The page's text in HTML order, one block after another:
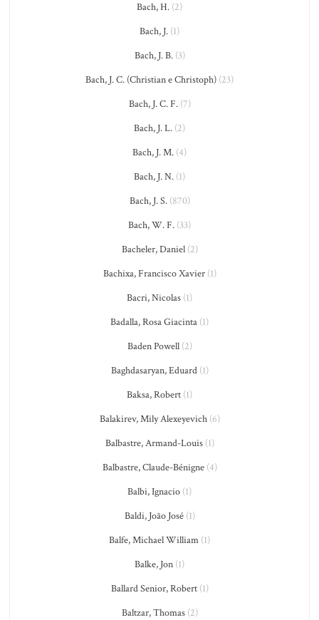
Bach, H. (2)
Bach, J. (1)
Bach, J. B.(3)
Bach, J. C. (Christian e Christoph) (23)
Bach, J. C. F.(7)
Bach, J. L. (2)
Bach, J. M. (4)
Bach, J. N. (1)
Bach, J. S.(870)
Bach, W. F. (33)
Bacheler, Daniel(2)
Bachixa, Francisco Xavier(1)
Bacri, Nicolas (1)
Badalla, Rosa Giacinta (1)
Baden Powell(2)
Baghdasaryan, Eduard(1)
Baksa, Robert (1)
Balakirev, Mily Alexeyevich(6)
Balbastre, Armand-Louis(1)
Balbastre, Claude-Bénigne(4)
Balbi, Ignacio (1)
Baldi, João José(1)
Balfe, Michael William (1)
Balke, Jon (1)
Ballard Senior, Robert(1)
Baltzar, Thomas(2)